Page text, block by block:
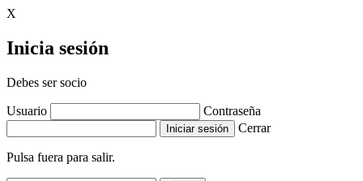
X
Inicia sesión
Debes ser socio
Usuario
Contraseña
Cerrar
Pulsa fuera para salir.